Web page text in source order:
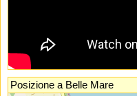
Posizione a Belle Mare